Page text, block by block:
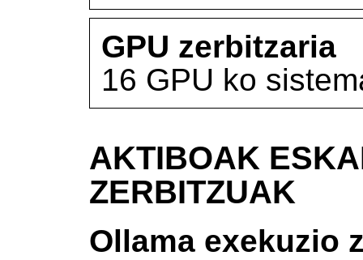
GPU zerbitzaria
16 GPU ko
AKTIBOAK
ZERBITZUAK
Ollama exekuzio